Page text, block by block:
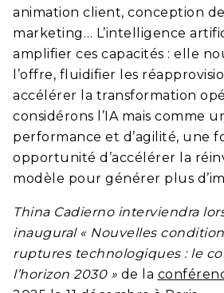
animation client, conception
marketing… L’intelligence
amplifier ces capacités : elle
l’offre, fluidifier les
accélérer la transformation
considérons l’IA mais comme
performance et d’agilité, une
opportunité d’accélérer la
modèle pour générer plus
Thina Cadierno interviendra
inaugural « Nouvelles
ruptures technologiques : le
l’horizon 2030 » de la